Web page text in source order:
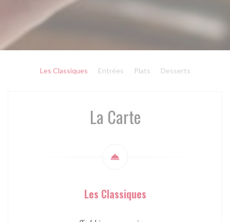
Les Classiques Entrées Plats Desserts
La Carte
Les Classiques